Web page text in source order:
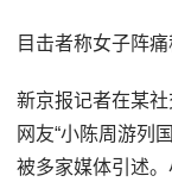
目击者称女子阵痛
新京报记者在某
网友“小陈周游列
被多家媒体引述